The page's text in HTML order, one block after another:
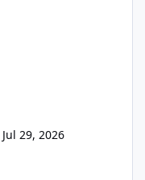
Jul 29, 2026